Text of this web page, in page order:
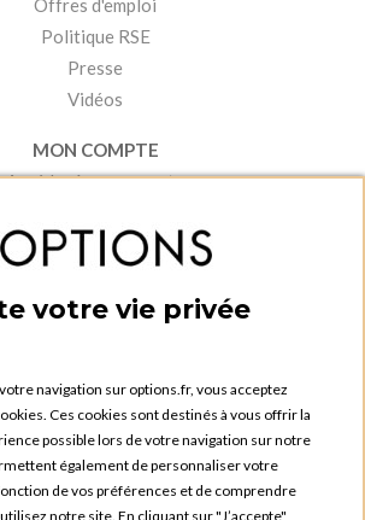
Offres d'emploi
Politique RSE
Presse
Vidéos
MON COMPTE
Accéder à mon compte
Créer un compte
PRATIQUE
et bons de commande
Tutoriels
votre vie privée
navigation sur options.fr, vous acceptez
Ces cookies sont destinés à vous offrir la
possible lors de votre navigation sur notre
également de personnaliser votre
de vos préférences et de comprendre
notre site. En cliquant sur "J’accepte",